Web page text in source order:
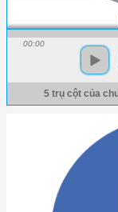
00:00
5 trụ cột của